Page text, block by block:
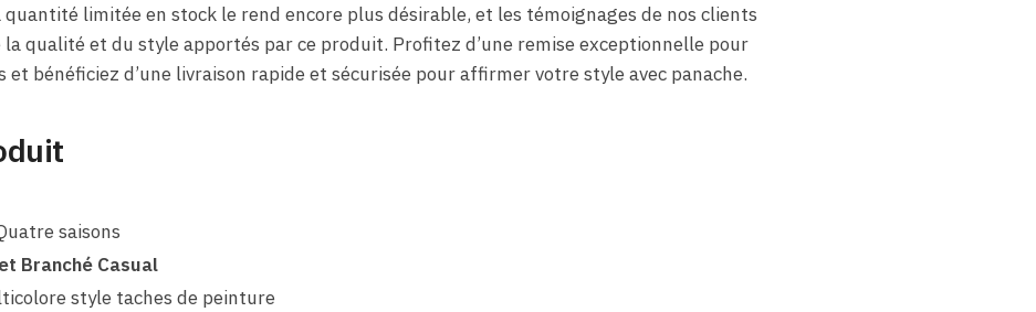
limitée en stock le rend encore plus désirable, et les témoignages de nos clients
qualité et du style apportés par ce produit. Profitez d’une remise exceptionnelle pour
et bénéficiez d’une livraison rapide et sécurisée pour affirmer votre style avec panache.
saisons
Branché Casual
style taches de peinture